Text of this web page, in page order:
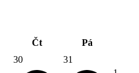
Čt
Pá
30
31